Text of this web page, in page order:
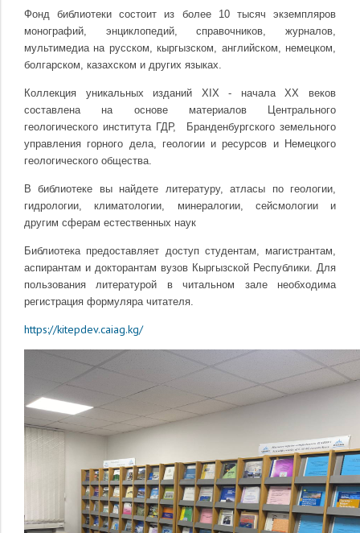
Фонд библиотеки состоит из более 10 тысяч экземпляров
монографий, энциклопедий,справочников,журналов,
мультимедиа на русском, кыргызском, английском, немецком,
болгарском, казахском и других языках.
Коллекция уникальных изданий XIX - начала XX веков
составлена на основе материалов Центрального
геологического института ГДР, Бранденбургского земельного
управления горного дела, геологии и ресурсов и Немецкого
геологического общества.
В библиотеке вы найдете литературу, атласы по геологии,
гидрологии, климатологии, минералогии, сейсмологии и
другим сферам естественных наук
Библиотека предоставляет доступ студентам, магистрантам,
аспирантам и докторантам вузов Кыргызской Республики. Для
пользования литературой в читальном зале необходима
регистрация формуляра читателя.
https://kitepdev.caiag.kg/